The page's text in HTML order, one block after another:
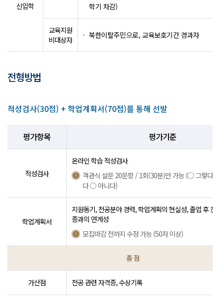
신입학
학기 차감)
교육지원
비대상자
북한이탈주민으로, 교육보호기간 경과자
전형방법
적성검사(30점) + 학업계획서(70점)를 통해 선발
평가항목 평가기준
적성검사
온라인 학습 적성검사
객관식 설문 20문항 / 1회(30분)만 가능 (○ 그렇다
다 ○ 아니다)
학업계획서
지원동기, 전공분야 경력, 학업계획의 현실성, 졸업 후 진
종과의 연계성
모집마감 전까지 수정 가능 (50자 이상)
총 점
가산점 전공 관련 자격증, 수상기록